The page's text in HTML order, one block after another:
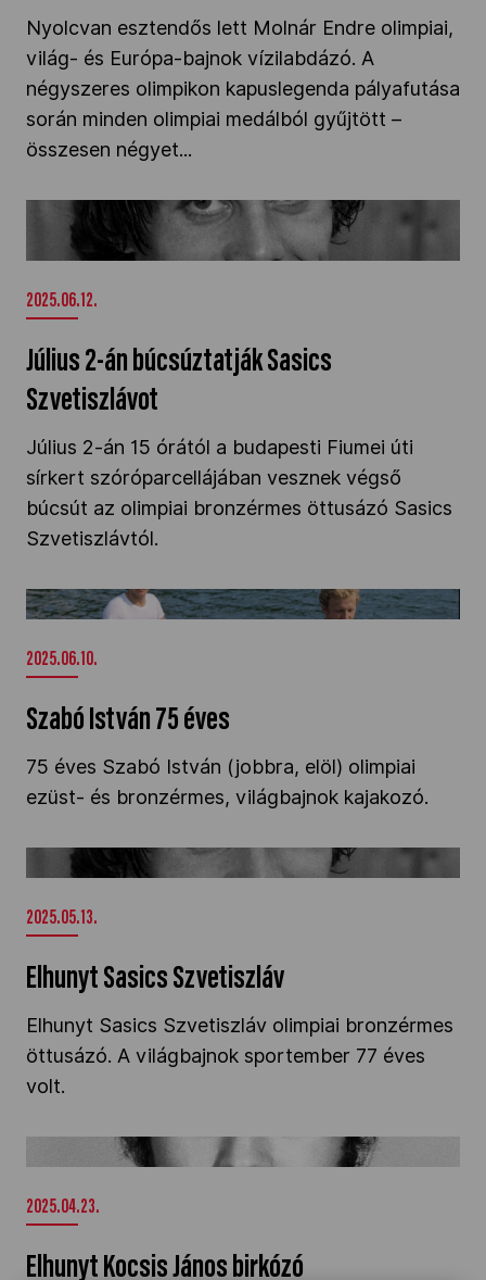
Társszervezetek
OVEP
Nyolcvan esztendős lett Molnár Endre olimpiai,
világ- és Európa-bajnok vízilabdázó. A
négyszeres olimpikon kapuslegenda pályafutása
során minden olimpiai medálból gyűjtött –
összesen négyet...
Július 2-án búcsúztatják Sasics Szvetiszlávot"
2025.06.12.
Július 2-án búcsúztatják Sasics
Szvetiszlávot
Július 2-án 15 órától a budapesti Fiumei úti
sírkert szóróparcellájában vesznek végső
búcsút az olimpiai bronzérmes öttusázó Sasics
Szvetiszlávtól.
Szabó István 75 éves" />
2025.06.10.
Szabó István 75 éves
75 éves Szabó István (jobbra, elöl) olimpiai
ezüst- és bronzérmes, világbajnok kajakozó.
Elhunyt Sasics Szvetiszláv" />
2025.05.13.
Elhunyt Sasics Szvetiszláv
Elhunyt Sasics Szvetiszláv olimpiai bronzérmes
öttusázó. A világbajnok sportember 77 éves
volt.
Elhunyt Kocsis János birkózó" />
2025.04.23.
Elhunyt Kocsis János birkózó